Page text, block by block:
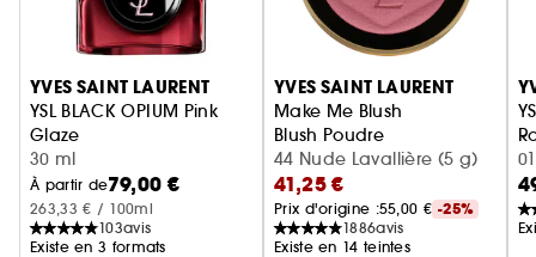
Ignorer le carrousel produits
YVES SAINT LAURENT
YSL BLACK OPIUM Pink
Glaze
Eau de Parfum femme ambrée florale & note de fraise
30 ml
À partir de79,00 €
263,33 € / 100ml
103avis
Existe en 3 formats
YVES SAINT LAURENT
Make Me Blush
Blush Poudre
44 Nude Lavallière (5 g)
41,25 €
Prix d'origine :55,00 € -25%
1886avis
Existe en 14 teintes